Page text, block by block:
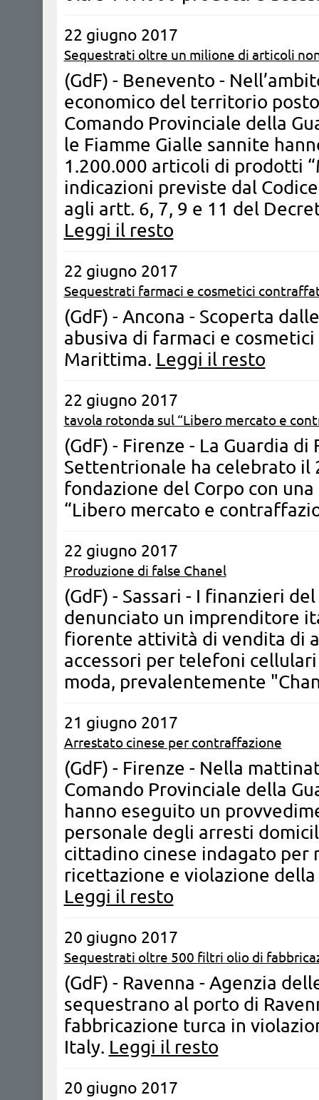
22 giugno 2017
Sequestrati oltre un milione di articoli
(GdF) - Benevento -
economico del territorio
Comando Provinciale della
le Fiamme Gialle sannite
1.200.000 articoli di prodotti
indicazioni previste dal
agli artt. 6, 7, 9 e 11 del
Leggi il resto
22 giugno 2017
Sequestrati farmaci e cosmetici
(GdF) - Ancona - Scoperta
abusiva di farmaci e
Marittima. Leggi il resto
22 giugno 2017
tavola rotonda sul “Libero mercato e
(GdF) - Firenze - La Guardia
Settentrionale ha celebrato il
fondazione del Corpo con
“Libero mercato e
22 giugno 2017
Produzione di false Chanel
(GdF) - Sassari - I finanzieri
denunciato un imprenditore
fiorente attività di vendita di
accessori per telefoni
moda, prevalentemente
21 giugno 2017
Arrestato cinese per contraffazione
(GdF) - Firenze - Nella
Comando Provinciale della
hanno eseguito un
personale degli arresti
cittadino cinese indagato per
ricettazione e violazione
Leggi il resto
20 giugno 2017
Sequestrati oltre 500 filtri olio di
(GdF) - Ravenna - Agenzia
sequestrano al porto di
fabbricazione turca in
Italy. Leggi il resto
20 giugno 2017